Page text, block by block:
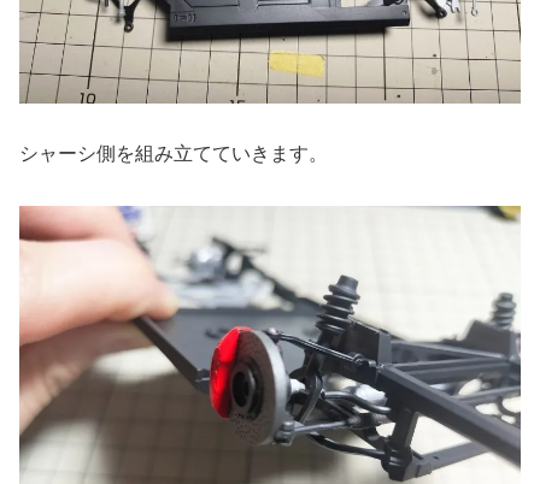
シャーシ側を組み立てていきます。